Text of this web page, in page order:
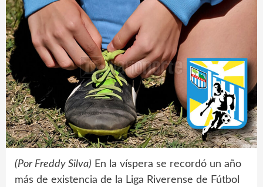
(Por Freddy Silva) En la víspera se recordó un año
más de existencia de la Liga Riverense de Fútbol